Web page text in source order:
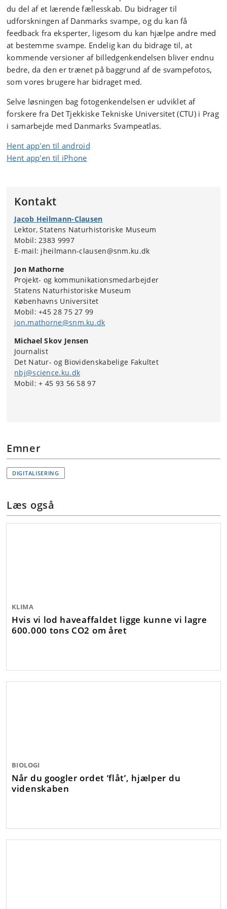
du del af et lærende fællesskab. Du bidrager til
udforskningen af Danmarks svampe, og du kan få
feedback fra eksperter, ligesom du kan hjælpe andre med
at bestemme svampe. Endelig kan du bidrage til, at
kommende versioner af billedgenkendelsen bliver endnu
bedre, da den er trænet på baggrund af de svampefotos,
som vores brugere har bidraget med.
Selve løsningen bag fotogenkendelsen er udviklet af
forskere fra Det Tjekkiske Tekniske Universitet (CTU) i Prag
i samarbejde med Danmarks Svampeatlas.
Hent app'en til android
Hent app'en til iPhone
Kontakt
Jacob Heilmann-Clausen
Lektor, Statens Naturhistoriske Museum
Mobil: 2383 9997
E-mail: jheilmann-clausen@snm.ku.dk
Jon Mathorne
Projekt- og kommunikationsmedarbejder
Statens Naturhistoriske Museum
Københavns Universitet
Mobil: +45 28 75 27 99
jon.mathorne@snm.ku.dk
Michael Skov Jensen
Journalist
Det Natur- og Biovidenskabelige Fakultet
nbj@science.ku.dk
Mobil: + 45 93 56 58 97
Emner
DIGITALISERING
Læs også
KLIMA
Hvis vi lod haveaffaldet ligge kunne vi lagre
600.000 tons CO2 om året
BIOLOGI
Når du googler ordet ’flåt’, hjælper du
videnskaben